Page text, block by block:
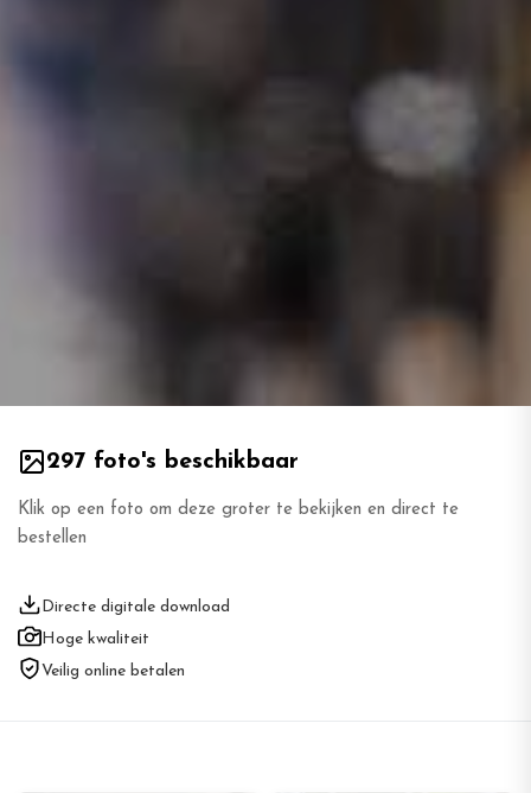
297 foto's beschikbaar
Klik op een foto om deze groter te bekijken en direct te
bestellen
Directe digitale download
Hoge kwaliteit
Veilig online betalen